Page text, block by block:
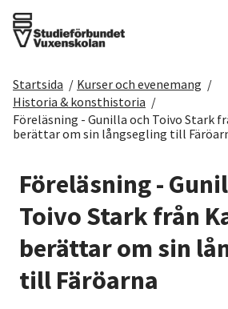
Det här gör vi
Sök kurser och
Om SV
Starta studiecirkel
Startsida / Kurser och evenemang /
Historia & konsthistoria /
Föreläsning - Gunilla och Toivo Stark
berättar om sin långsegling till
Föreläsning -
Toivo Stark från
berättar om sin
till Färöarna